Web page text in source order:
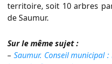
territoire, soit 10 arbres
de Saumur.
Sur le même sujet :
– Saumur. Conseil municipal